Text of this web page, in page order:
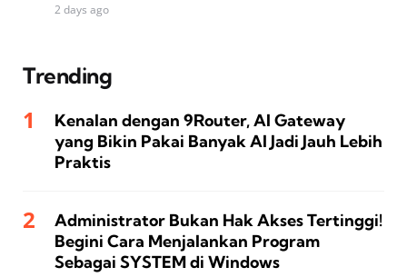
2 days ago
Trending
Kenalan dengan 9Router, AI Gateway
yang Bikin Pakai Banyak AI Jadi Jauh Lebih
Praktis
Administrator Bukan Hak Akses Tertinggi!
Begini Cara Menjalankan Program
Sebagai SYSTEM di Windows